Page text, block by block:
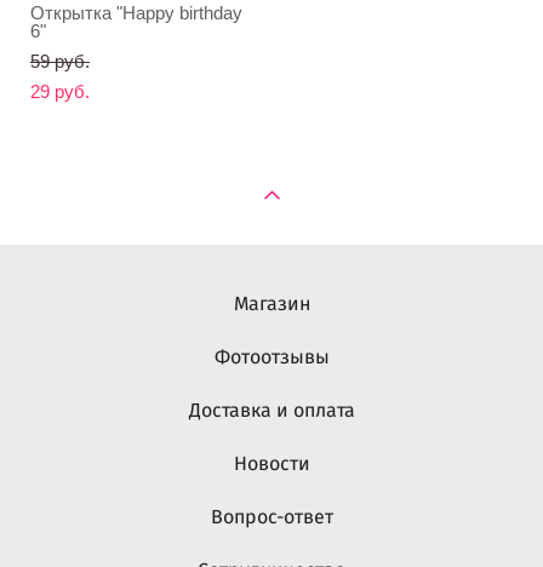
Открытка "Happy birthday
6"
59 pуб.
29 pуб.
Магазин
Фотоотзывы
Доставка и оплата
Новости
Вопрос-ответ